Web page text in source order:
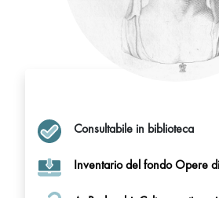
Consultabile in biblioteca
Inventario del fondo Opere